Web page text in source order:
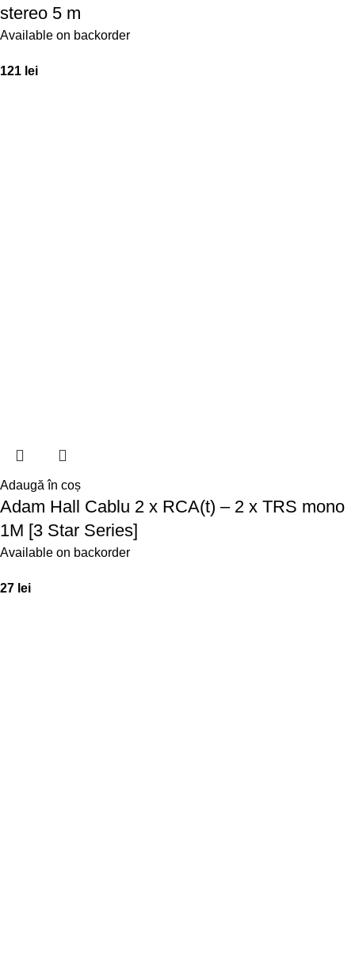
stereo 5 m
Available on backorder
121 lei
Adaugă în coș
Adam Hall Cablu 2 x RCA(t) – 2 x TRS mono
1M [3 Star Series]
Available on backorder
27 lei